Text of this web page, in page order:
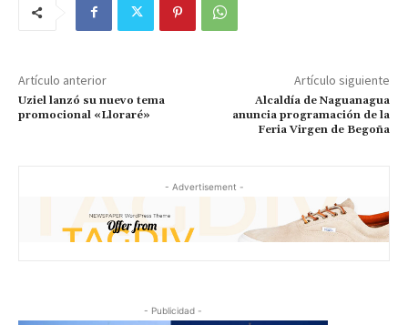
Artículo anterior
Uziel lanzó su nuevo tema
promocional «Lloraré»
Artículo siguiente
Alcaldía de Naguanagua
anuncia programación de la
Feria Virgen de Begoña
- Advertisement -
- Publicidad -